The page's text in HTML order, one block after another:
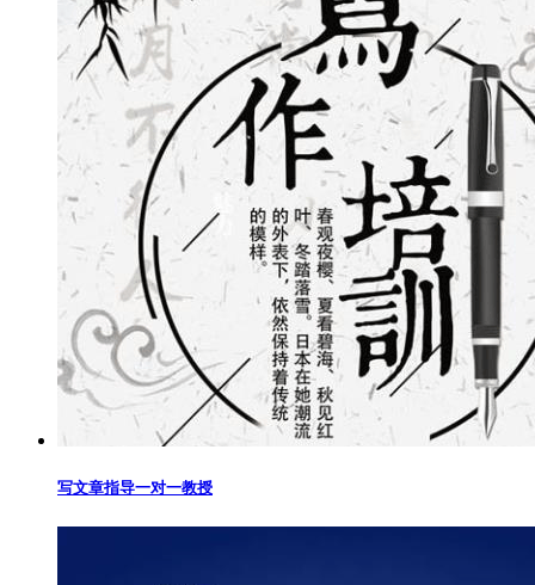
写文章指导一对一教授